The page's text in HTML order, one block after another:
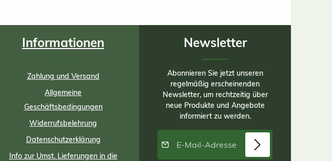
Informationen
Zahlung und Versand
Allgemeine
Geschäftsbedingungen
Widerrufsbelehrung
Datenschutzerklärung
Info zur Umst. Lieferungen in die
Newsletter
Abonnieren Sie jetzt unseren
regelmäßig erscheinenden
Newsletter, um rechtzeitig über
neue Produkte und Angebote
informiert zu werden.
E-Mail-Adresse*